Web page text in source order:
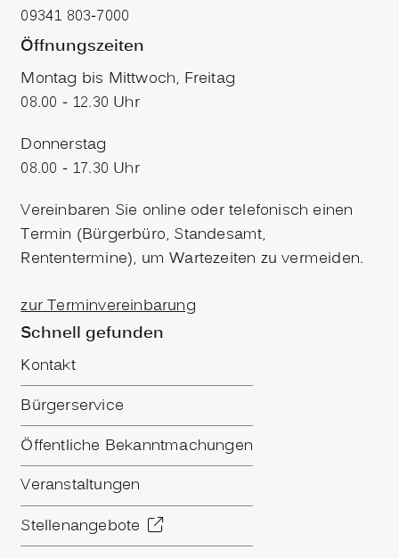
09341 803-7000
Öffnungszeiten
Montag bis Mittwoch, Freitag
08.00 - 12.30 Uhr
Donnerstag
08.00 - 17.30 Uhr
Vereinbaren Sie online oder telefonisch einen
Termin (Bürgerbüro, Standesamt,
Rententermine), um Wartezeiten zu vermeiden.
zur Terminvereinbarung
Schnell gefunden
Kontakt
Bürgerservice
Öffentliche Bekanntmachungen
Veranstaltungen
Stellenangebote